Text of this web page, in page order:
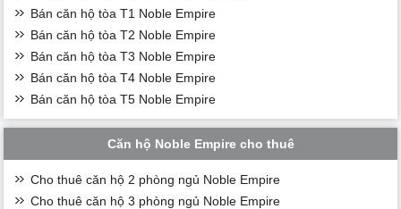
Bán căn hộ tòa T1 Noble Empire
Bán căn hộ tòa T2 Noble Empire
Bán căn hộ tòa T3 Noble Empire
Bán căn hộ tòa T4 Noble Empire
Bán căn hộ tòa T5 Noble Empire
Căn hộ Noble Empire cho thuê
Cho thuê căn hộ 2 phòng ngủ Noble Empire
Cho thuê căn hộ 3 phòng ngủ Noble Empire